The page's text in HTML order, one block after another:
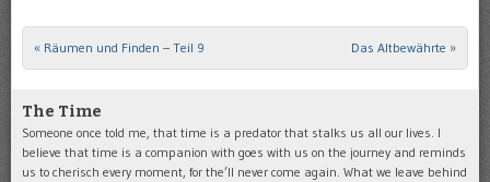
Post navigation
« Räumen und Finden – Teil 9 Das Altbewährte »
The Time
Someone once told me, that time is a predator that stalks us all our lives. I
believe that time is a companion with goes with us on the journey and reminds
us to cherisch every moment, for the’ll never come again. What we leave behind